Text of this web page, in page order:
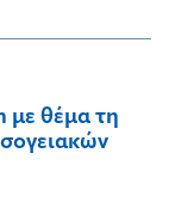
με θέμα τη